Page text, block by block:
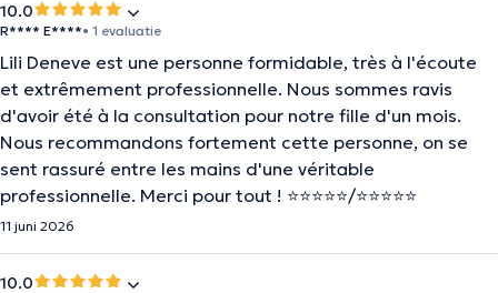
10.0
R**** E****• 1 evaluatie
Lili Deneve est une personne formidable, très à l'écoute
et extrêmement professionnelle. Nous sommes ravis
d'avoir été à la consultation pour notre fille d'un mois.
Nous recommandons fortement cette personne, on se
sent rassuré entre les mains d'une véritable
professionnelle. Merci pour tout ! ⭐️⭐️⭐️⭐️⭐️/⭐️⭐️⭐️⭐️⭐️
11 juni 2026
10.0